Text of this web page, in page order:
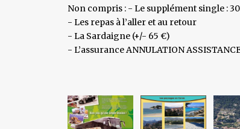
Non compris : - Le supplément single :
- Les repas à l’aller et au retour
- La Sardaigne (+/- 65 €)
- L’assurance ANNULATION